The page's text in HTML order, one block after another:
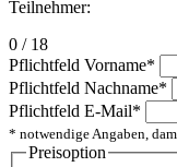
Teilnehmer:
0 / 18
Pflichtfeld Vorname*
Pflichtfeld Nachname*
Pflichtfeld E-Mail*
* notwendige Angaben,
Preisoption